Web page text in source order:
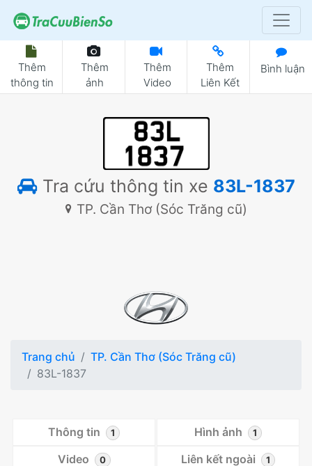
Thêm
thông tin
Thêm
ảnh
Thêm
Video
Thêm
Liên Kết
Bình luận
Tra cứu thông tin xe 83L-1837
TP. Cần Thơ (Sóc Trăng cũ)
Trang chủ
TP. Cần Thơ (Sóc Trăng cũ)
83L-1837
Thông tin 1 Hình ảnh 1
Video 0 Liên kết ngoài 1